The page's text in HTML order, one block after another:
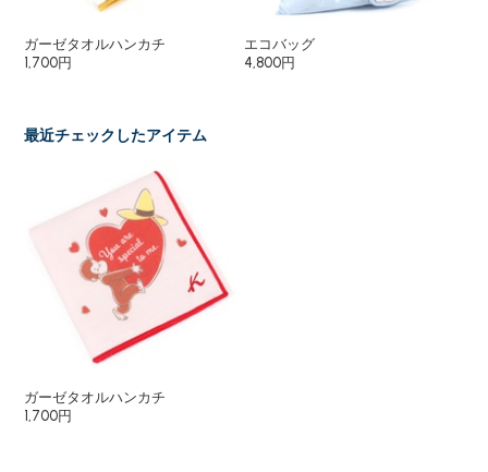
ガーゼタオルハンカチ
1,700円
エコバッグ
4,800円
最近チェックしたアイテム
ガーゼタオルハンカチ
1,700円